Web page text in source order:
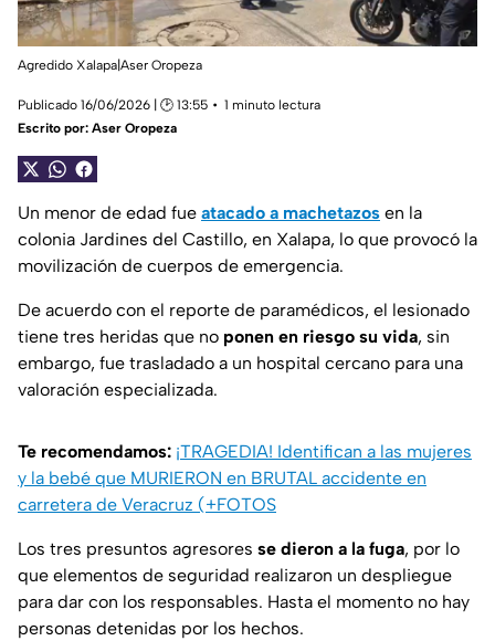
Agredido Xalapa|Aser Oropeza
Publicado 16/06/2026 | 🕑 13:55
1 minuto lectura
Escrito por: Aser Oropeza
Un menor de edad fue atacado a machetazos en la
colonia Jardines del Castillo, en Xalapa, lo que provocó la
movilización de cuerpos de emergencia.
De acuerdo con el reporte de paramédicos, el lesionado
tiene tres heridas que no ponen en riesgo su vida, sin
embargo, fue trasladado a un hospital cercano para una
valoración especializada.
Te recomendamos: ¡TRAGEDIA! Identifican a las mujeres
y la bebé que MURIERON en BRUTAL accidente en
carretera de Veracruz (+FOTOS
Los tres presuntos agresores se dieron a la fuga, por lo
que elementos de seguridad realizaron un despliegue
para dar con los responsables. Hasta el momento no hay
personas detenidas por los hechos.